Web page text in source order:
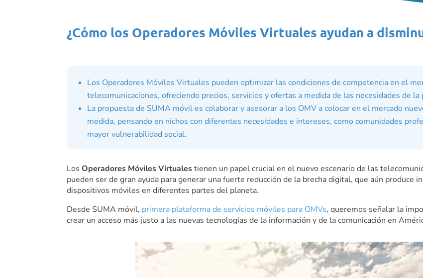
¿Cómo los Operadores Móviles Virtuales ayudan a
Los Operadores Móviles Virtuales pueden optimizar las condiciones de competencia en el
telecomunicaciones, ofreciendo precios, servicios y ofertas a medida de las necesidades de la
La propuesta de SUMA móvil es colaborar y asesorar a los OMV a colocar en el mercado
medida, pensando en nichos con diferentes necesidades e intereses, como comunidades
mayor vulnerabilidad social.
Los Operadores Móviles Virtualestienen un papel crucial en el nuevo escenario de las
pueden ser de gran ayuda para generar una fuerte reducción de la brecha digital, que aún produce
dispositivos móviles en diferentes partes del planeta.
Desde SUMA móvil, primera plataforma de servicios móviles para OMVs, queremos señalar la
crear un acceso más justo a las nuevas tecnologías de la información y de la comunicación en